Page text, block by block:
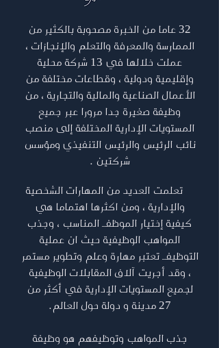
32 عاما من الخبرة مصحوبة بالكثير من
الممارسة والمعرفة والتعلم والإنجازات ،
عملت خلالها في 13 شركة محلية
وإقليمية ودولية ، وقطاعات مختلفة من
الأعمال الصناعية والمالية والتجارية ، من
وظيفة صغيرة جدا مرورا عبر جميع
المستويات الإدارية المختلفة إلى منصب
نائب الرئيس والرئيس التنفيذي ومؤسس
شركتين .
تعلمت العديد من المهارات الشخصية
والإدارية ، ومن اكثرها اهتماما هي
كيفية إختيار الموظفـــ المناسب ، وجذب
المواهب الوظيفية حيث ان عملية
التوظيفـــ تعتبر مهارة وعلم وتطوير مستمر
، وقد أجريت آلاف المقابلات الوظيفية
لجميع المستويات الإدارية في أكثر من
27 مدينة و دولة حول العالم.
جذب المواهب وتوظيفهم هو وظيفة